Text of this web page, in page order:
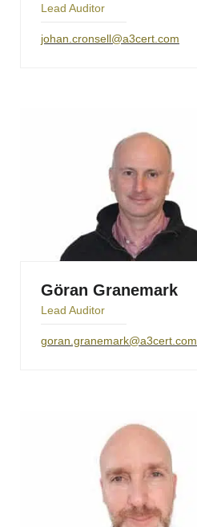
Lead Auditor
johan.cronsell@a3cert.com
Göran Granemark
Lead Auditor
goran.granemark@a3cert.com